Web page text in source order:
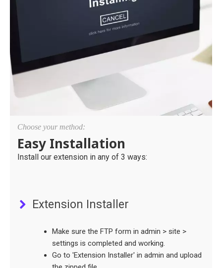
Choose your method:
Easy Installation
Install our extension in any of 3 ways:
Extension Installer
Make sure the FTP form in admin > site >
settings is completed and working.
Go to 'Extension Installer' in admin and upload